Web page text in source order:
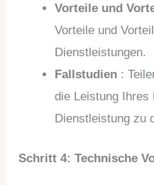
Vorteile und
Vorteile und
Dienstleistungen.
Fallstudien :
die Leistung Ihres
Dienstleistung zu
Schritt 4: Technische